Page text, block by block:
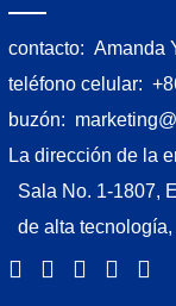
contacto: Amanda
teléfono celular:
buzón:
La dirección de la
Sala No. 1-1807,
de alta